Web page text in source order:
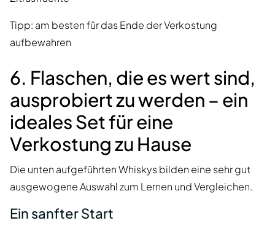
Tipp: am besten für das Ende der Verkostung
aufbewahren
6. Flaschen, die es wert sind,
ausprobiert zu werden – ein
ideales Set für eine
Verkostung zu Hause
Die unten aufgeführten Whiskys bilden eine sehr gut
ausgewogene Auswahl zum Lernen und Vergleichen.
Ein sanfter Start